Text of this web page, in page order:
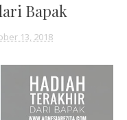
Bapak
13, 2018